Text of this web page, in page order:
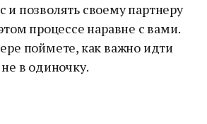
и позволять своему партнеру
процессе наравне с вами.
поймете, как важно идти
в одиночку.